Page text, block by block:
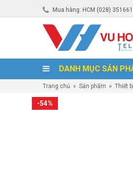
Mua hàng: HCM (028)
DANH MỤC SẢN
Trang chủ » Sản phẩm » Thiết
-54%